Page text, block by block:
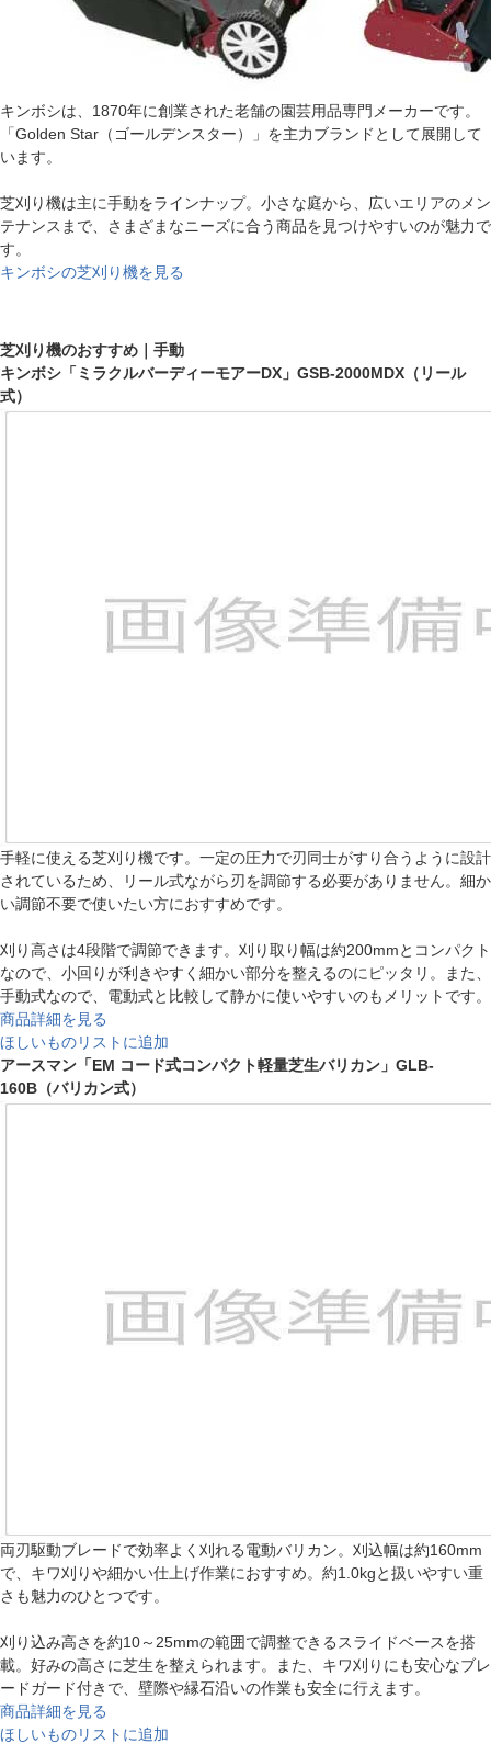
キンボシは、1870年に創業された老舗の園芸用品専門メーカーです。
「Golden Star（ゴールデンスター）」を主力ブランドとして展開して
います。
芝刈り機は主に手動をラインナップ。小さな庭から、広いエリアのメン
テナンスまで、さまざまなニーズに合う商品を見つけやすいのが魅力で
す。
キンボシの芝刈り機を見る
芝刈り機のおすすめ｜手動
キンボシ「ミラクルバーディーモアーDX」GSB-2000MDX（リール
式）
手軽に使える芝刈り機です。一定の圧力で刃同士がすり合うように設計
されているため、リール式ながら刃を調節する必要がありません。細か
い調節不要で使いたい方におすすめです。
刈り高さは4段階で調節できます。刈り取り幅は約200mmとコンパクト
なので、小回りが利きやすく細かい部分を整えるのにピッタリ。また、
手動式なので、電動式と比較して静かに使いやすいのもメリットです。
商品詳細を見る
ほしいものリストに追加
アースマン「EM コード式コンパクト軽量芝生バリカン」GLB-
160B（バリカン式）
両刃駆動ブレードで効率よく刈れる電動バリカン。刈込幅は約160mm
で、キワ刈りや細かい仕上げ作業におすすめ。約1.0kgと扱いやすい重
さも魅力のひとつです。
刈り込み高さを約10～25mmの範囲で調整できるスライドベースを搭
載。好みの高さに芝生を整えられます。また、キワ刈りにも安心なブレ
ードガード付きで、壁際や縁石沿いの作業も安全に行えます。
商品詳細を見る
ほしいものリストに追加